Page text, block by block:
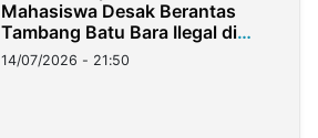
Mahasiswa Desak Berantas
Tambang Batu Bara Ilegal di
Lampung
14/07/2026 - 21:50